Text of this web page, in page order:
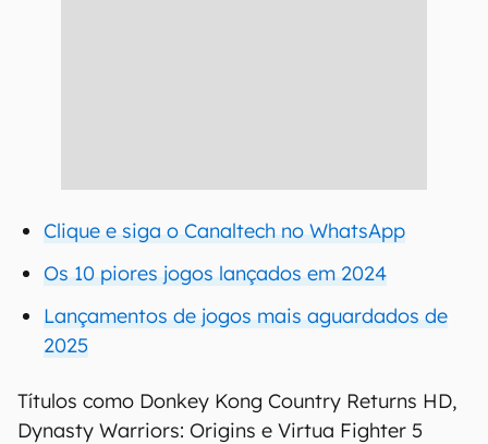
Clique e siga o Canaltech no WhatsApp
Os 10 piores jogos lançados em 2024
Lançamentos de jogos mais aguardados de
2025
Títulos como Donkey Kong Country Returns HD,
Dynasty Warriors: Origins e Virtua Fighter 5